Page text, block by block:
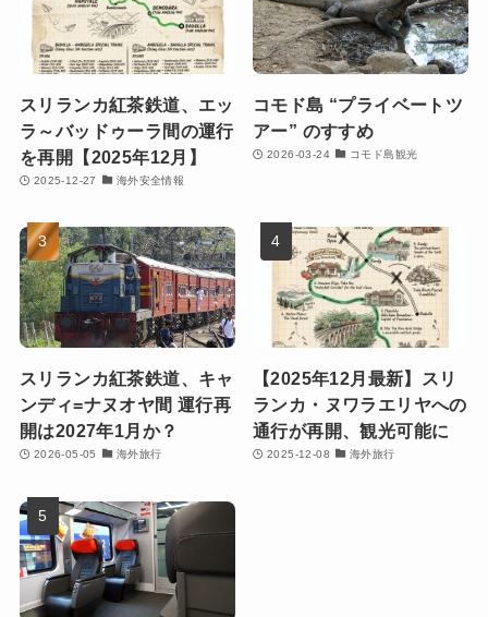
スリランカ紅茶鉄道、エッ
ラ～バッドゥーラ間の運行
を再開【2025年12月】
2025-12-27 海外安全情報
コモド島 “プライベートツ
アー” のすすめ
2026-03-24 コモド島観光
スリランカ紅茶鉄道、キャ
ンディ=ナヌオヤ間 運行再
開は2027年1月か？
2026-05-05 海外旅行
【2025年12月最新】スリ
ランカ・ヌワラエリヤへの
通行が再開、観光可能に
2025-12-08 海外旅行